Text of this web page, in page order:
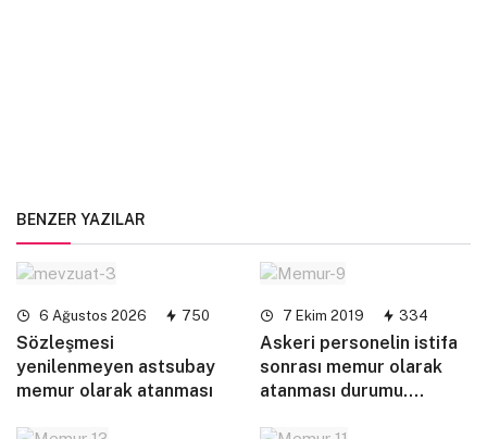
BENZER YAZILAR
6 Ağustos 2026 750
Sözleşmesi
yenilenmeyen astsubay
memur olarak atanması
7 Ekim 2019 334
Askeri personelin istifa
sonrası memur olarak
atanması durumu….